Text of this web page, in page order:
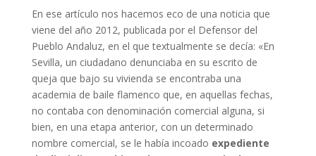
En ese artículo nos hacemos eco de una noticia que
viene del año 2012, publicada por el Defensor del
Pueblo Andaluz, en el que textualmente se decía: «En
Sevilla, un ciudadano denunciaba en su escrito de
queja que bajo su vivienda se encontraba una
academia de baile flamenco que, en aquellas fechas,
no contaba con denominación comercial alguna, si
bien, en una etapa anterior, con un determinado
nombre comercial, se le había incoado expediente